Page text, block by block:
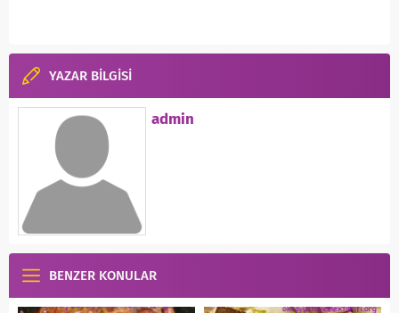
YAZAR BİLGİSİ
admin
BENZER KONULAR